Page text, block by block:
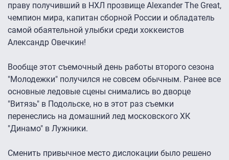
праву получивший в НХЛ прозвище Alexander The Great,
чемпион мира, капитан сборной России и обладатель
самой обаятельной улыбки среди хоккеистов
Александр Овечкин!
Вообще этот съемочный день работы второго сезона
"Молодежки" получился не совсем обычным. Ранее все
основные ледовые сцены снимались во дворце
"Витязь" в Подольске, но в этот раз съемки
перенеслись на домашний лед московского ХК
"Динамо" в Лужники.
Сменить привычное место дислокации было решено